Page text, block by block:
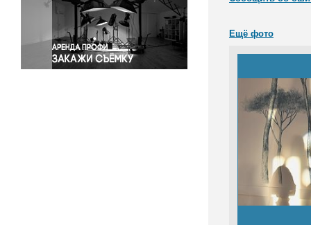
Спорт
Экология
Экономика и бизнес
Ещё фото